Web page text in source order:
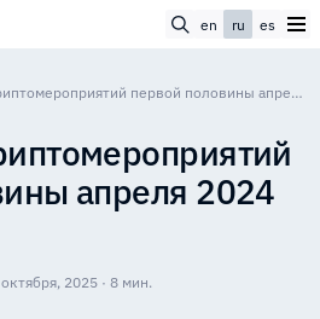
en ru es
14 важных криптомероприятий первой половины апреля 2024 года
апреля 2024
2025 · 8 мин.